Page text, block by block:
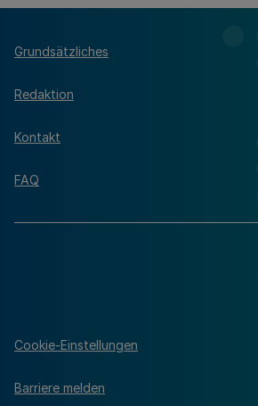
Grundsätzliches
Redaktion
Kontakt
FAQ
Cookie-Einstellungen
Barriere melden